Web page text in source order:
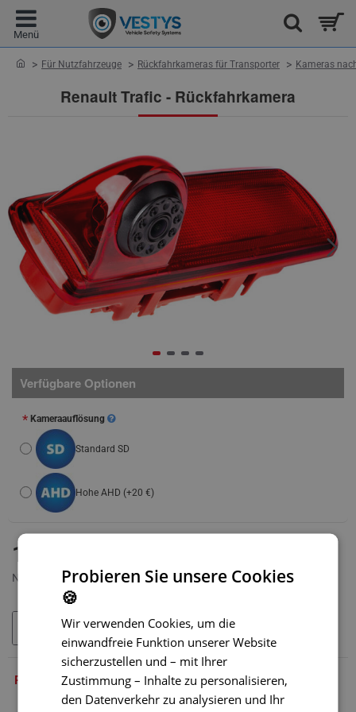
Renault Trafic - Rückfahrkamera
homeFür Nutzfahrzeuge Rückfahrkameras für Transporter Kameras
119 €
Netto 99,17 €
Verfügbare Optionen
Kameraauflösung
Standard SD
Hohe AHD (+20 €)
IN DEN WARENKORB
PRODUKTBESCHREIBUNG
Probieren Sie unsere Cookies
🍪
Wir verwenden Cookies, um die
einwandfreie Funktion unserer Website
sicherzustellen und – mit Ihrer
Zustimmung – Inhalte zu personalisieren,
den Datenverkehr zu analysieren und Ihr